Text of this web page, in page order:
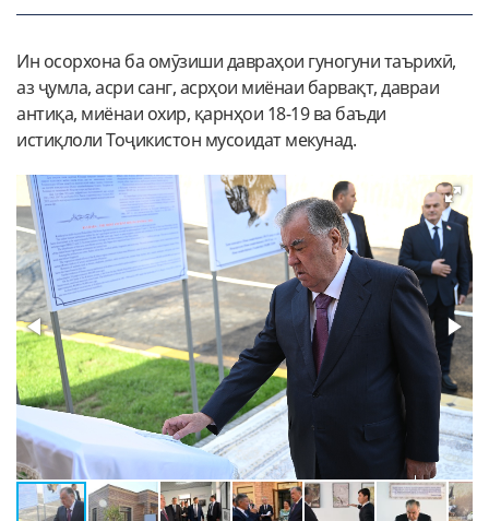
Ин осорхона ба омӯзиши давраҳои гуногуни таърихӣ,
аз ҷумла, асри санг, асрҳои миёнаи барвақт, давраи
антиқа, миёнаи охир, қарнҳои 18-19 ва баъди
истиқлоли Тоҷикистон мусоидат мекунад.